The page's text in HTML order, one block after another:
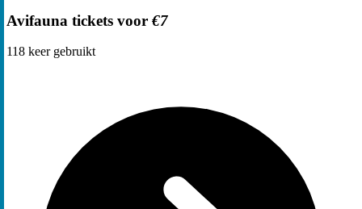
Avifauna tickets voor €7
118 keer gebruikt